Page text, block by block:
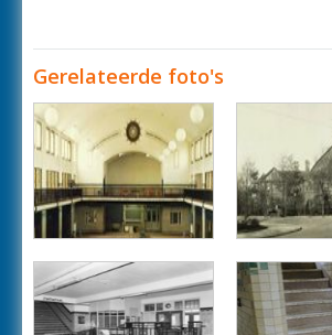
Gerelateerde foto's